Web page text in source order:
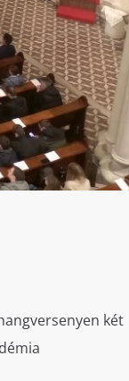
két